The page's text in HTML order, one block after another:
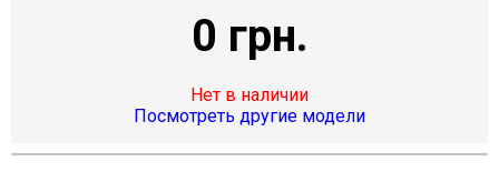
0 грн.
Нет в наличии
Посмотреть другие модели